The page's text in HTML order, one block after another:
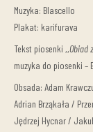
Muzyka: Blascello
Plakat: karifurava
Tekst piosenki ,,Obiad
muzyka do piosenki –
Obsada: Adam
Adrian Brząkała /
Jędrzej Hycnar /